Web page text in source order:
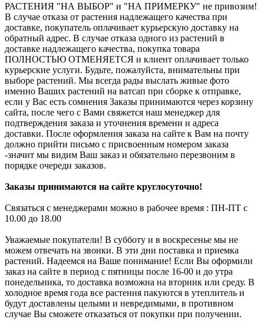
РАСТЕНИЯ "НА ВЫБОР" и "НА ПРИМЕРКУ" не привозим!
В случае отказа от растения надлежащего качества при
доставке, покупатель оплачивает курьерскую доставку на
обратный адрес. В случае отказа одного из растений в
доставке надлежащего качества, покупка товара
ПОЛНОСТЬЮ ОТМЕНЯЕТСЯ и клиент оплачивает только
курьерские услуги. Будьте, пожалуйста, внимательны при
выборе растений. Мы всегда рады выслать живые фото
именно Ваших растений на ватсап при сборке к отправке,
если у Вас есть сомнения Заказы принимаются через корзину
сайта, после чего с Вами свяжется наш менеджер для
подтверждения заказа и уточнения времени и адреса
доставки. После оформления заказа на сайте к Вам на почту
должно прийти письмо с присвоенным номером заказа
-значит мы видим Ваш заказ и обязательно перезвоним в
порядке очереди заказов.
Заказы принимаются на сайте круглосуточно!
Связаться с менеджерами можно в рабочее время : ПН-ПТ с
10.00 до 18.00
Уважаемые покупатели! В субботу и в воскресенье мы не
можем отвечать на звонки. В эти дни поставка и приемка
растений. Надеемся на Ваше понимание! Если Вы оформили
заказ на сайте в период с пятницы после 16-00 и до утра
понедельника, то доставка возможна на вторник или среду. В
холодное время года все растения пакуются в утеплитель и
будут доставлены целыми и невредимыми, в противном
случае Вы сможете отказаться от покупки при получении.